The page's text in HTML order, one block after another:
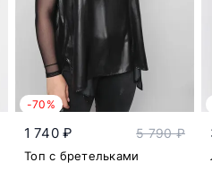
-70%
1 740 ₽ 5 790 ₽
Топ с бретельками